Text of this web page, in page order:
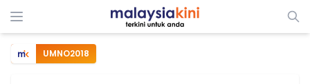
UMNO2018